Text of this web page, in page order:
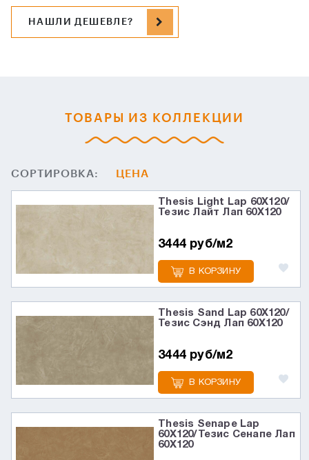
НАШЛИ ДЕШЕВЛЕ?
ТОВАРЫ ИЗ КОЛЛЕКЦИИ
СОРТИРОВКА: ЦЕНА
Thesis Light Lap 60X120/
Тезис Лайт Лап 60X120
3444 руб/м2
В КОРЗИНУ
Thesis Sand Lap 60X120/
Тезис Сэнд Лап 60X120
3444 руб/м2
В КОРЗИНУ
Thesis Senape Lap
60X120/Тезис Сенапе Лап
60X120